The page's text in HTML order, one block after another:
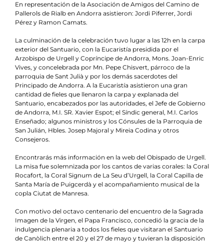
En representación de la Asociación de Amigos del Camino de
Pallerols de Rialb en Andorra asistieron: Jordi Piferrer, Jordi
Pérez y Ramon Camats.
La culminación de la celebración tuvo lugar a las 12h en la carpa
exterior del Santuario, con la Eucaristía presidida por el
Arzobispo de Urgell y Copríncipe de Andorra, Mons. Joan-Enric
Vives, y concelebrada por Mn. Pepe Chisvert, párroco de la
parroquia de Sant Julià y por los demás sacerdotes del
Principado de Andorra. A la Eucaristía asistieron una gran
cantidad de fieles que llenaron la carpa y explanada del
Santuario, encabezados por las autoridades, el Jefe de Gobierno
de Andorra, M.I. SR. Xavier Espot; el Síndic general, M.I. Carlos
Enseñado; algunos ministros y los Cónsules de la Parroquia de
San Julián, Hbles. Josep Majoral y Mireia Codina y otros
Consejeros.
Encontrarás más información en la web del Obispado de Urgell.
La misa fue solemnizada por los cantos de varias corales: la Coral
Rocafort, la Coral Signum de La Seu d’Urgell, la Coral Capilla de
Santa María de Puigcerdà y el acompañamiento musical de la
copla Ciutat de Manresa.
Con motivo del octavo centenario del encuentro de la Sagrada
Imagen de la Virgen, el Papa Francisco, concedió la gracia de la
indulgencia plenaria a todos los fieles que visitaran el Santuario
de Canòlich entre el 20 y el 27 de mayo y tuvieran la disposición